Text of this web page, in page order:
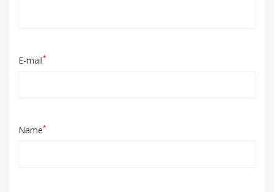
E-mail*
Name*